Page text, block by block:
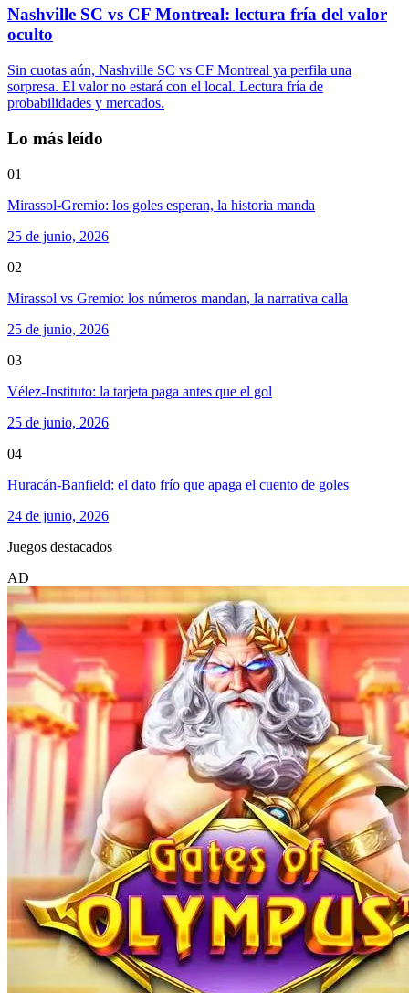
Nashville SC vs CF Montreal: lectura fría del valor
oculto
Sin cuotas aún, Nashville SC vs CF Montreal ya perfila una
sorpresa. El valor no estará con el local. Lectura fría de
probabilidades y mercados.
Lo más leído
01
Mirassol-Gremio: los goles esperan, la historia manda
25 de junio, 2026
02
Mirassol vs Gremio: los números mandan, la narrativa calla
25 de junio, 2026
03
Vélez-Instituto: la tarjeta paga antes que el gol
25 de junio, 2026
04
Huracán-Banfield: el dato frío que apaga el cuento de goles
24 de junio, 2026
Juegos destacados
AD